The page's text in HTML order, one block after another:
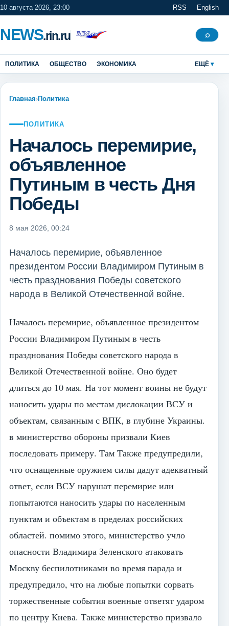
10 августа 2026, 23:00 RSS English
NEWS.rin.ru Поиск
⌕
ПОЛИТИКА ОБЩЕСТВО ЭКОНОМИКА ЕЩЁ
Главная›Политика
ПОЛИТИКА
Началось перемирие,
объявленное
Путиным в честь Дня
Победы
8 мая 2026, 00:24
Началось перемирие, объявленное
президентом России Владимиром Путиным в
честь празднования Победы советского
народа в Великой Отечественной войне.
Началось перемирие, объявленное президентом
России Владимиром Путиным в честь
празднования Победы советского народа в
Великой Отечественной войне. Оно будет
длиться до 10 мая. На тот момент воины не будут
наносить удары по местам дислокации ВСУ и
объектам, связанным с ВПК, в глубине Украины.
в министерство обороны призвали Киев
последовать примеру. Там Также предупредили,
что оснащенные оружием силы дадут адекватный
ответ, если ВСУ нарушат перемирие или
попытаются наносить удары по населенным
пунктам и объектам в пределах российских
областей. помимо этого, министерство учло
опасности Владимира Зеленского атаковать
Москву беспилотниками во время парада и
предупредило, что на любые попытки сорвать
торжественные события военные ответят ударом
по центру Киева. Также министерство призвало